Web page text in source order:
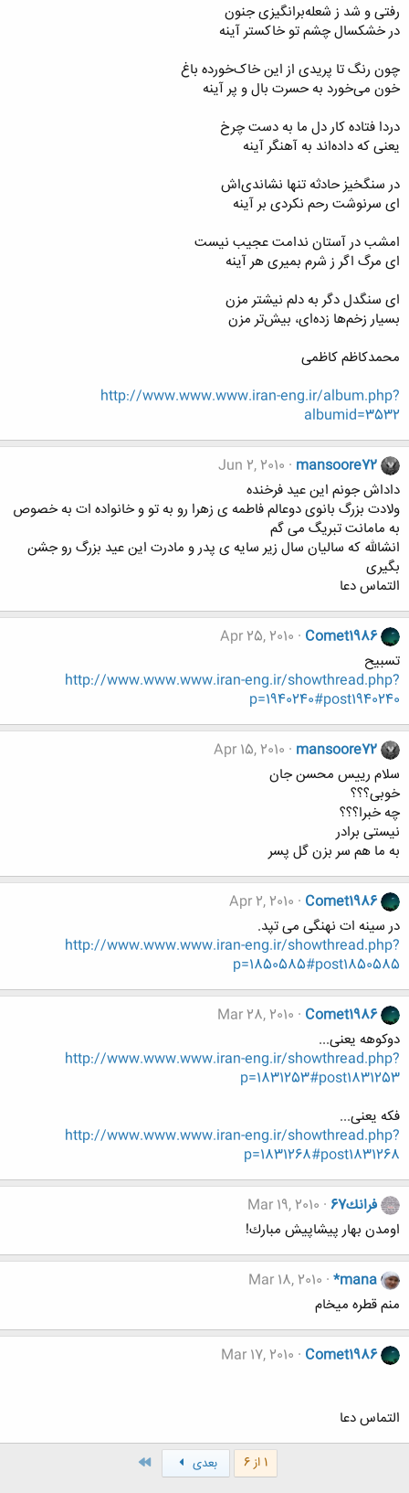
رفتی و شد ز شعله‌برانگیزی جنون
در خشکسال چشم تو خاکستر آینه
چون رنگ تا پریدی از این خاک‌خورده باغ
خون می‌خورد به حسرت بال و پر آینه
دردا فتاده کار دل ما به دست چرخ
یعنی که داده‌اند به آهنگر آینه
در سنگخیز حادثه تنها نشاندی‌اش
ای سرنوشت رحم نکردی بر آینه
امشب در آستان ندامت عجیب نیست
ای مرگ اگر ز شرم بمیری هر آینه
ای سنگدل دگر به دلم نیشتر مزن
بسیار زخم‌ها زده‌ای، بیش‌تر مزن
محمدکاظم کاظمی
http://www.www.www.iran-eng.ir/album.php?
albumid=3532
mansoore72
Jun 2, 2010
داداش جونم این عید فرخنده
ولادت بزرگ بانوی دوعالم فاطمه ی زهرا رو به تو و خانواده ات به خصوص
به مامانت تبریگ می گم
انشالله که سالیان سال زیر سایه ی پدر و مادرت این عید بزرگ رو جشن
بگیری
التماس دعا
Comet1986
Apr 25, 2010
تسبیح
http://www.www.www.iran-eng.ir/showthread.php?
p=1940240#post1940240
mansoore72
Apr 15, 2010
سلام رییس محسن جان
خوبی؟؟؟
چه خبرا؟؟؟
نیستی برادر
به ما هم سر بزن گل پسر
Comet1986
Apr 2, 2010
در سینه ات نهنگی می تپد.
http://www.www.www.iran-eng.ir/showthread.php?
p=1850585#post1850585
Comet1986
Mar 28, 2010
دوکوهه یعنی...
http://www.www.www.iran-eng.ir/showthread.php?
p=1831253#post1831253
فکه یعنی...
http://www.www.www.iran-eng.ir/showthread.php?
p=1831268#post1831268
فرانك67
Mar 19, 2010
اومدن بهار پيشاپيش مبارك!
*mana
Mar 18, 2010
منم قطره میخام
Comet1986
Mar 17, 2010
التماس دعا
1 از 6 بعدی